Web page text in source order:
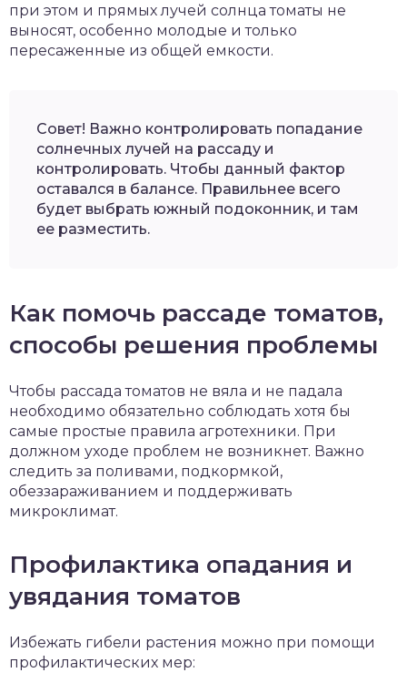
при этом и прямых лучей солнца томаты не
выносят, особенно молодые и только
пересаженные из общей емкости.
Совет! Важно контролировать попадание
солнечных лучей на рассаду и
контролировать. Чтобы данный фактор
оставался в балансе. Правильнее всего
будет выбрать южный подоконник, и там
ее разместить.
Как помочь рассаде томатов,
способы решения проблемы
Чтобы рассада томатов не вяла и не падала
необходимо обязательно соблюдать хотя бы
самые простые правила агротехники. При
должном уходе проблем не возникнет. Важно
следить за поливами, подкормкой,
обеззараживанием и поддерживать
микроклимат.
Профилактика опадания и
увядания томатов
Избежать гибели растения можно при помощи
профилактических мер: